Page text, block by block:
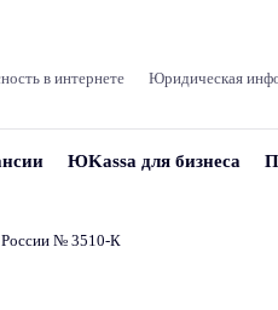
в интернете Юридическая
ЮKassa для бизнеса
России № 3510‑К